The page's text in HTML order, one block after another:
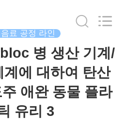
료 공정 라인
병 생산 기계/
계에 대하여 탄산
애완 동물 플라
유리 3